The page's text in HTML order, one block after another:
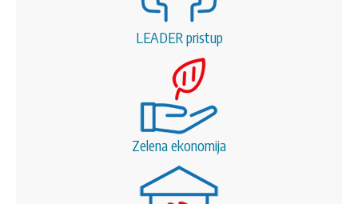
LEADER pristup
Zelena ekonomija